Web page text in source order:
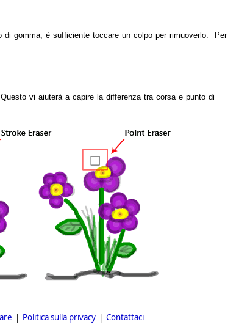
gomma, è sufficiente toccare un colpo per rimuoverlo. Per
vi aiuterà a capire la differenza tra corsa e punto di
| Politica sulla privacy | Contattaci